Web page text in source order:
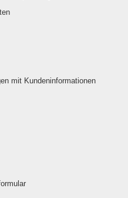
mit Kundeninformationen